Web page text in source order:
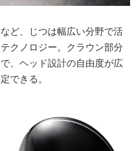
ど、じつは幅広い分野で活
クノロジー。クラウン部分
、ヘッド設計の自由度が広
できる。